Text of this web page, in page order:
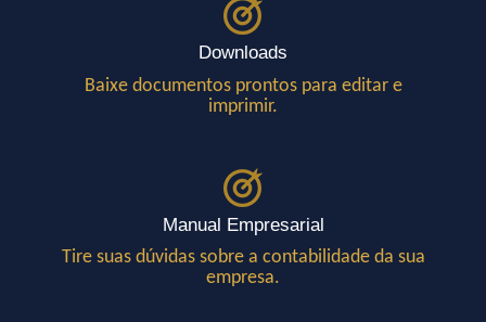
Downloads
Baixe documentos prontos para editar e
imprimir.
Manual Empresarial
Tire suas dúvidas sobre a contabilidade da sua
empresa.